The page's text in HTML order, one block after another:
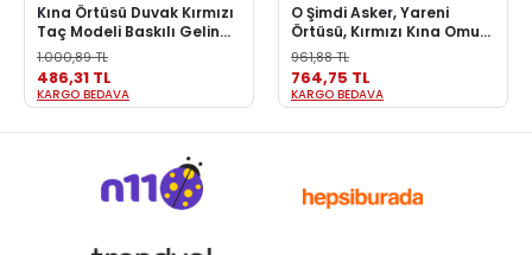
Kına Örtüsü Duvak Kırmızı
Taç Modeli Baskılı Gelin
Duvağı Eldiven Kemer El
Gülü Seti Gelin Pullu
KARGO BEDAVA
1.000,89 TL
486,31 TL
O Şimdi Asker, Yareni
Örtüsü, Kırmızı Kına Omuz
Örtüsü Ayyıldız Pullu
KARGO BEDAVA
961,88 TL
764,75 TL